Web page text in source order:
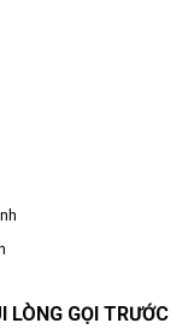
LÒNG GỌI TRƯỚC